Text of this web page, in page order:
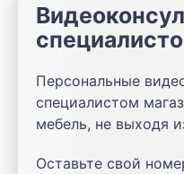
Персональные
специалистом
мебель, не выходя
Оставьте свой